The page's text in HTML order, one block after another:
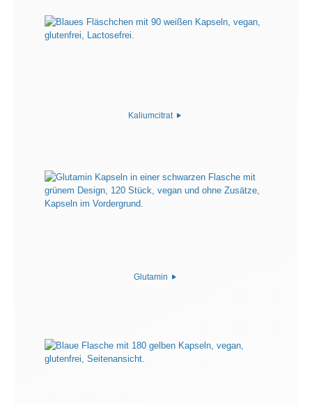
Kaliumcitrat
Glutamin